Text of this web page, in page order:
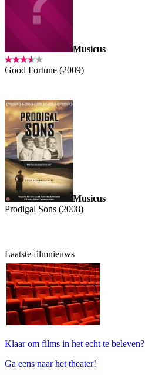
Musicus
Good Fortune (2009)
Musicus
Prodigal Sons (2008)
Laatste filmnieuws
Klaar om films in het echt te beleven?
Ga eens naar het theater!